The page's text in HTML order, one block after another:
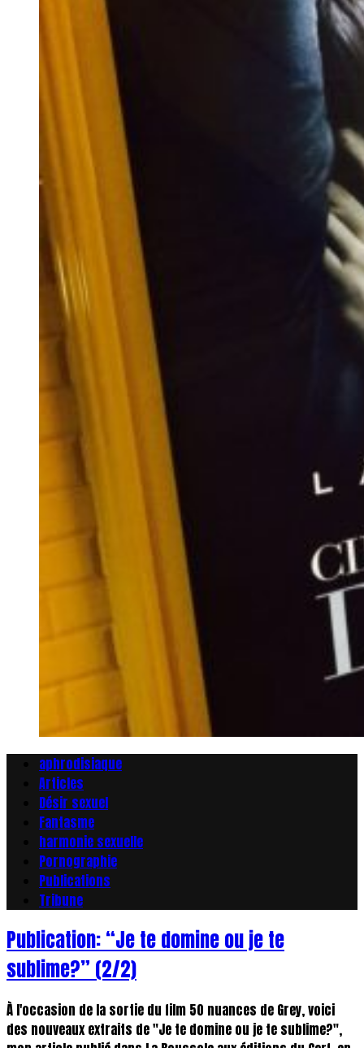
aphrodisiaque
Articles
Désir sexuel
Fantasme
harmonie sexuelle
Pornographie
Publications
Tribune
Publication: “Je te domine ou je te
sublime?” (2/2)
À l'occasion de la sortie du film 50 nuances de Grey, voici
des nouveaux extraits de "Je te domine ou je te sublime?",